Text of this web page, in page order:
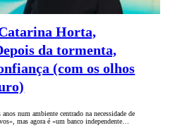
Horta,
da tormenta,
(com os olhos
num ambiente centrado na necessidade de
mas agora é «um banco independente…